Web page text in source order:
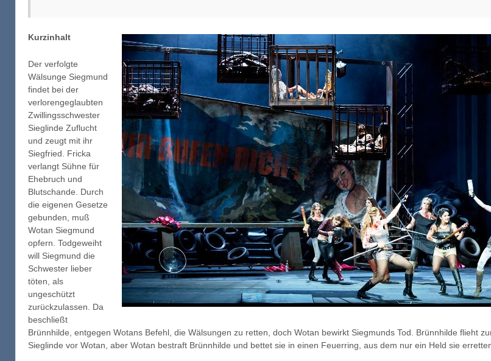
Kurzinhalt
Der verfolgte
Wälsunge Siegmund
findet bei der
verlorengeglaubten
Zwillingsschwester
Sieglinde Zuflucht
und zeugt mit ihr
Siegfried. Fricka
verlangt Sühne für
Ehebruch und
Blutschande. Durch
die eigenen Gesetze
gebunden, muß
Wotan Siegmund
opfern. Todgeweiht
will Siegmund die
Schwester lieber
töten, als
ungeschützt
zurückzulassen. Da
beschließt
Brünnhilde, entgegen Wotans Befehl, die Wälsungen zu retten, doch Wotan bewirkt Siegmunds Tod. Brünnhilde flieht
Sieglinde vor Wotan, aber Wotan bestraft Brünnhilde und bettet sie in einen Feuerring, aus dem nur ein Held sie